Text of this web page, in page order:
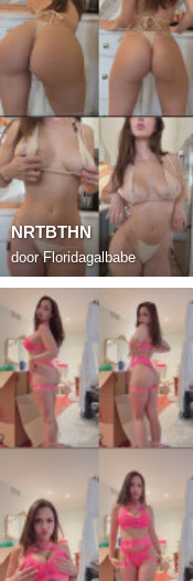
NRTBTHN
doorFloridagalbabe